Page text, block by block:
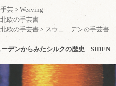
手芸 > Weaving
北欧の手芸書
北欧の手芸書 > スウェーデンの手芸書
ーデンからみたシルクの歴史 SIDEN